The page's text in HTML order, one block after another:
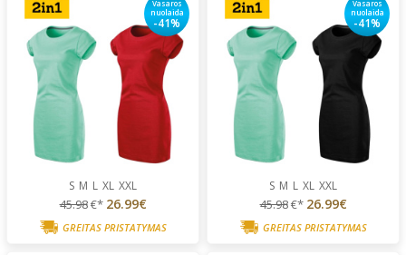
Vasaros
nuolaida
-41%
S M L XL XXL
45.98€* 26.99€
GREITAS PRISTATYMAS
Vasaros
nuolaida
-41%
S M L XL XXL
45.98€* 26.99€
GREITAS PRISTATYMAS